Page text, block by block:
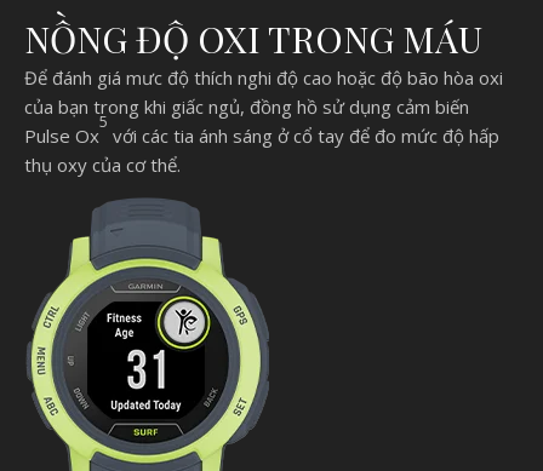
NỒNG ĐỘ OXI TRONG MÁU
Để đánh giá mưc độ thích nghi độ cao hoặc độ bão hòa oxi
của bạn trong khi giấc ngủ, đồng hồ sử dụng cảm biến
Pulse Ox
5
với các tia ánh sáng ở cổ tay để đo mức độ hấp
thụ oxy của cơ thể.